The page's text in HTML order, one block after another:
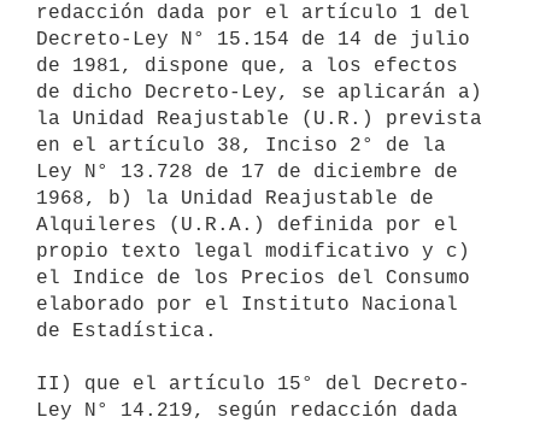
redacción dada por el artículo 1 del
Decreto-Ley N° 15.154 de 14 de julio
de 1981, dispone que, a los efectos
de dicho Decreto-Ley, se aplicarán a)
la Unidad Reajustable (U.R.) prevista
en el artículo 38, Inciso 2° de la
Ley N° 13.728 de 17 de diciembre de
1968, b) la Unidad Reajustable de
Alquileres (U.R.A.) definida por el
propio texto legal modificativo y c)
el Indice de los Precios del Consumo
elaborado por el Instituto Nacional
de Estadística.
II) que el artículo 15° del Decreto-
Ley N° 14.219, según redacción dada